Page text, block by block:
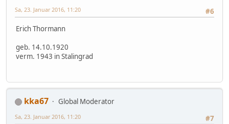
#6
Sa, 23. Januar 2016, 11:20
Erich Thormann
geb. 14.10.1920
verm. 1943 in Stalingrad
kka67
Global Moderator
#7
Sa, 23. Januar 2016, 11:20